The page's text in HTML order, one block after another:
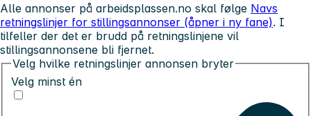
Alle annonser på arbeidsplassen.no skal følge Navs
retningslinjer for stillingsannonser (åpner i ny fane). I
tilfeller der det er brudd på retningslinjene vil
stillingsannonsene bli fjernet.
Velg hvilke retningslinjer annonsen bryter
Velg minst én